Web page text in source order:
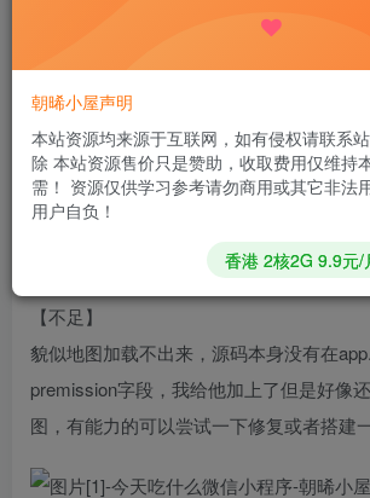
2./page/about/about.js — 37行
6./page/about/about.js —- 55行
源码已经将联系方式去除，演示站的话暂
只是在开放者工具上测试了一遍
【不足】
貌似地图加载不出来，源码本身没有在
premission字段，我给他加上了但是好像
图，有能力的可以尝试一下修复或者搭建
朝晞小屋声明
本站资源均来源于互联网，如有侵权请联系
除 本站资源售价只是赞助，收取费用仅维持
需！ 资源仅供学习参考请勿商用或其它非法
用户自负！
香港 2核2G 9.9元/